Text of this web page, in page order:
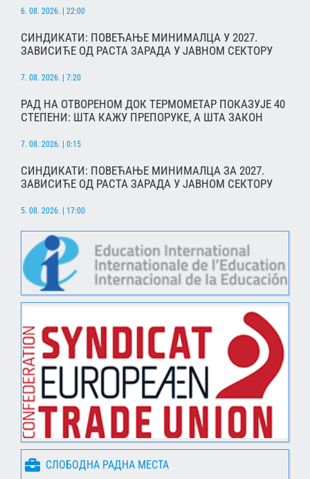
6. 08. 2026. | 22:00
СИНДИКАТИ: ПОВЕЋАЊЕ МИНИМАЛЦА У 2027.
ЗАВИСИЋЕ ОД РАСТА ЗАРАДА У ЈАВНОМ СЕКТОРУ
7. 08. 2026. | 7:20
РАД НА ОТВОРЕНОМ ДОК ТЕРМОМЕТАР ПОКАЗУЈЕ 40
СТЕПЕНИ: ШТА КАЖУ ПРЕПОРУКЕ, А ШТА ЗАКОН
7. 08. 2026. | 0:15
СИНДИКАТИ: ПОВЕЋАЊЕ МИНИМАЛЦА ЗА 2027.
ЗАВИСИЋЕ ОД РАСТА ЗАРАДА У ЈАВНОМ СЕКТОРУ
5. 08. 2026. | 17:00
СЛОБОДНА РАДНА МЕСТА